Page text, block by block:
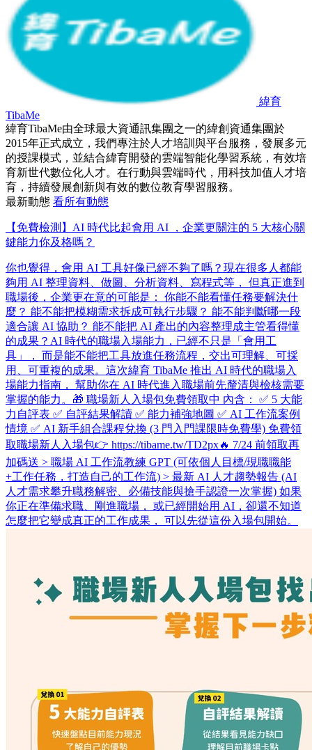
緯育
TibaMe
緯育TibaMe由全球最大資通訊集團之一的緯創資通集團於
2015年正式成立，我們專注於人才培訓與平台服務，發展多元
的授課模式，並結合緯育開發的雲端智能化學習系統，有效培
育新世代數位化人才。在行動與雲端時代，用科技加值人才培
育，持續發展創新與有效的數位教育學習服務。
最新動態 看所有動態
【免費檢測】AI 時代比起會用 AI ，企業更關注的 5 大核心關
鍵能力你及格嗎？
你也覺得，會用 AI 工具好像已經不夠了嗎？ ​ 現在很多人都能
夠用 AI 整理資料、做圖、分析資料、寫程式等， 但真正進到
職場後，企業更在意的可能是： 你能不能看懂任務要解決什
麼？ 能不能把模糊需求拆成可執行步驟？ 能不能判斷哪一段
適合讓 AI 協助？ 能不能把 AI 產出的內容整理成主管看得懂
的成果？ ​ AI 時代的職場入場能力，已經不只是「會用工
具」， 而是能不能把工具放進任務流程，交出可理解、可採
用、可重複的成果。 ​ 這次緯育 TibaMe 推出 AI 時代的職場入
場能力指南， 幫助你在 AI 時代進入職場前先釐清與檢核需要
掌握的能力。 ​ 🎁 職場新人入場包免費領取中 內含： ✅ 5 大能
力自評表 ✅ 自評結果解讀 ✅ 能力補強地圖 ✅ AI 工作流案例
情境 ✅ AI 新手組合課程兌換 (3 門入門課限時免費學) 免費領
取職場新人入場包👉 https://tibame.tw/TD2px ​ 🔥 7/24 前領取再
加碼送 > 職場 AI 工作流教練 GPT (可依個人目標/現職職能
+工作任務，打造自己的工作流) > 最新 AI 人才趨勢報告 (AI
人才需求攀升職務解密、必備技能與搶手認證一次掌握) 如果
你正在準備求職、剛進職場， 或已經開始用 AI，卻還不知道
怎麼把它變成真正的工作成果， 可以先從這份入場包開始。 ​